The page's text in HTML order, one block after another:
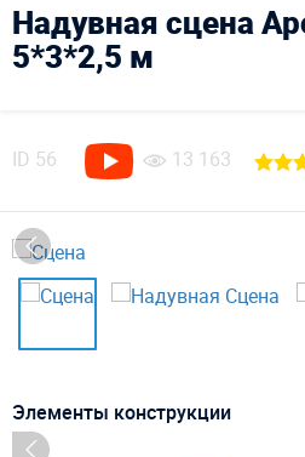
Надувная сцена
5*3*2,5 м
ID 56 13 163
Элементы конструкции